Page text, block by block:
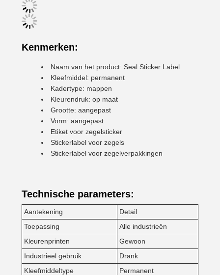
Kenmerken:
Naam van het product: Seal Sticker Label
Kleefmiddel: permanent
Kadertype: mappen
Kleurendruk: op maat
Grootte: aangepast
Vorm: aangepast
Etiket voor zegelsticker
Stickerlabel voor zegels
Stickerlabel voor zegelverpakkingen
Technische parameters:
Aantekening
Detail
Toepassing
Alle industrieën
Kleurenprinten
Gewoon
Industrieel gebruik
Drank
Kleefmiddeltype
Permanent